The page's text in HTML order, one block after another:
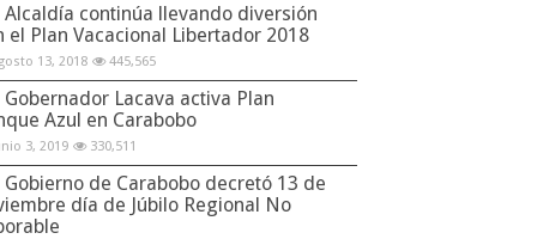
Alcaldía continúa llevando diversión
el Plan Vacacional Libertador 2018
13, 2018 445,565
Gobernador Lacava activa Plan
Azul en Carabobo
3, 2019 330,511
Gobierno de Carabobo decretó 13 de
día de Júbilo Regional No